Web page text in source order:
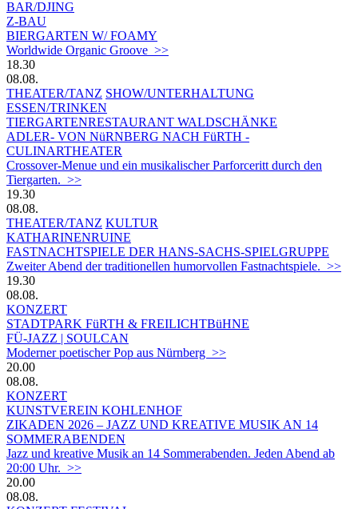
BAR/DJING
Z-BAU
BIERGARTEN W/ FOAMY
Worldwide Organic Groove >>
18.30
08.08.
THEATER/TANZ SHOW/UNTERHALTUNG
ESSEN/TRINKEN
TIERGARTEN­RESTAURANT WALDSCHÄNKE
ADLER- VON NüRNBERG NACH FüRTH -
CULINARTHEATER
Crossover-Menue und ein musikalischer Parforceritt durch den
Tiergarten. >>
19.30
08.08.
THEATER/TANZ KULTUR
KATHARINENRUINE
FASTNACHTSPIELE DER HANS-SACHS-SPIELGRUPPE
Zweiter Abend der traditionellen humorvollen Fastnachtspiele. >>
19.30
08.08.
KONZERT
STADTPARK FüRTH & FREILICHTBüHNE
FÜ-JAZZ | SOULCAN
Moderner poetischer Pop aus Nürnberg >>
20.00
08.08.
KONZERT
KUNSTVEREIN KOHLENHOF
ZIKADEN 2026 – JAZZ UND KREATIVE MUSIK AN 14
SOMMERABENDEN
Jazz und kreative Musik an 14 Sommerabenden. Jeden Abend ab
20:00 Uhr. >>
20.00
08.08.